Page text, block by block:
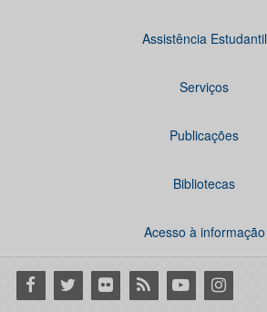
Assistência Estudantil
Serviços
Publicações
Bibliotecas
Acesso à informação
Facebook
Twitter Flickr RSS YoutubeInstagram